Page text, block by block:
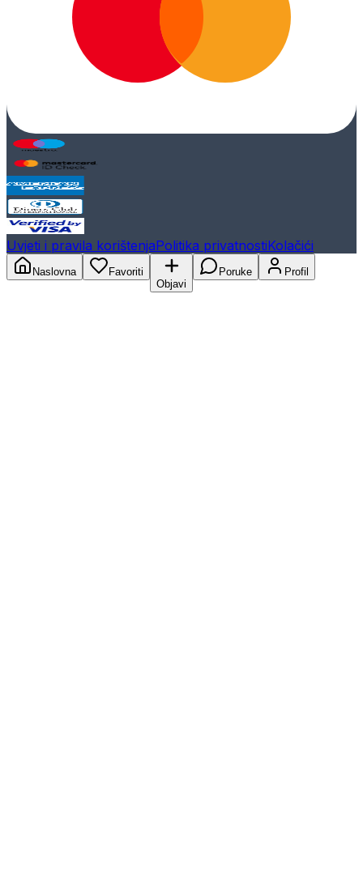
Uvjeti i pravila korištenjaPolitika privatnostiKolačići
Naslovna
Favoriti
Objavi
Poruke Profil